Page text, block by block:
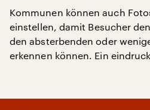
Kommunen können auch
einstellen, damit Besucher
den absterbenden oder
erkennen können. Ein